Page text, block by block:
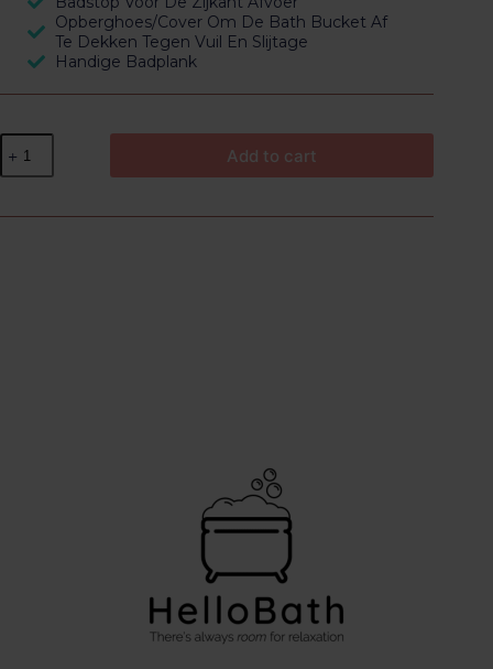
Opberghoes/Cover Om De Bath Bucket Af
Te Dekken Tegen Vuil En Slijtage
Handige Badplank
Add to cart